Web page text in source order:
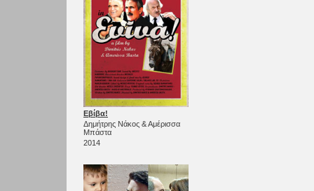
Εβίβα!
Δημήτρης Νάκος & Αμέρισσα
Μπάστα
2014